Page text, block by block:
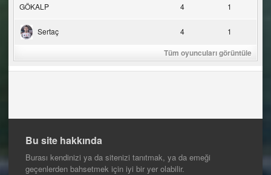
GÖKALP 4 1
Sertaç 4 1
Tüm oyuncuları görüntüle
Bu site hakkında
Burası kendinizi ya da sitenizi tanıtmak, ya da emeği
geçenlerden bahsetmek için iyi bir yer olabilir.